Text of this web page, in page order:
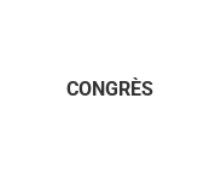
CONGRÈS